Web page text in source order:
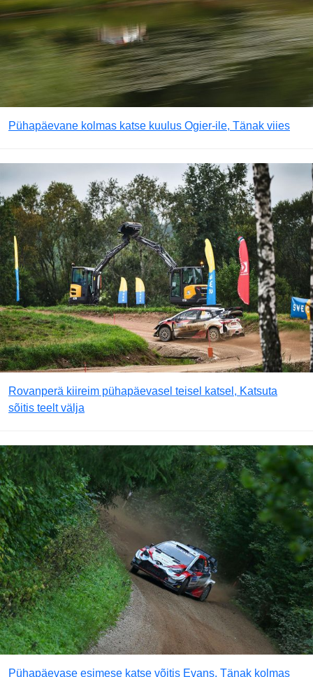
Pühapäevane kolmas katse kuulus Ogier-ile, Tänak viies
Rovanperä kiireim pühapäevasel teisel katsel, Katsuta
sõitis teelt välja
Pühapäevase esimese katse võitis Evans, Tänak kolmas